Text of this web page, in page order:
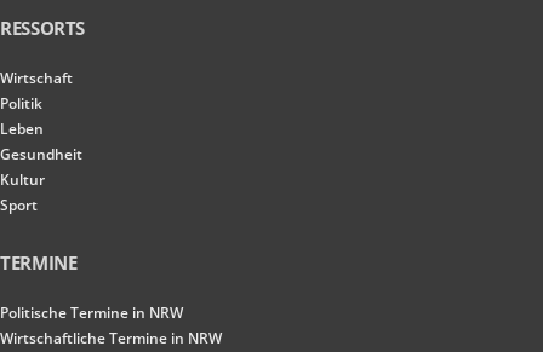
RESSORTS
Wirtschaft
Politik
Leben
Gesundheit
Kultur
Sport
TERMINE
Politische Termine in NRW
Wirtschaftliche Termine in NRW